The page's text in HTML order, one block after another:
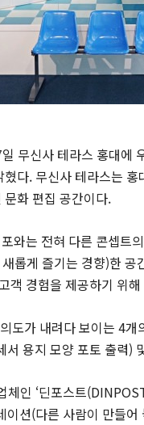
무신사 테라스 홍대에
다. 무신사 테라스는
화 편집 공간이다.
와는 전혀 다른 콘셉트
롭게 즐기는 경향)한
객 경험을 제공하기 위
도가 내려다 보이는 4
서 용지 모양 포토 출력)
체인 ‘딘포스트
션(다른 사람이 만들